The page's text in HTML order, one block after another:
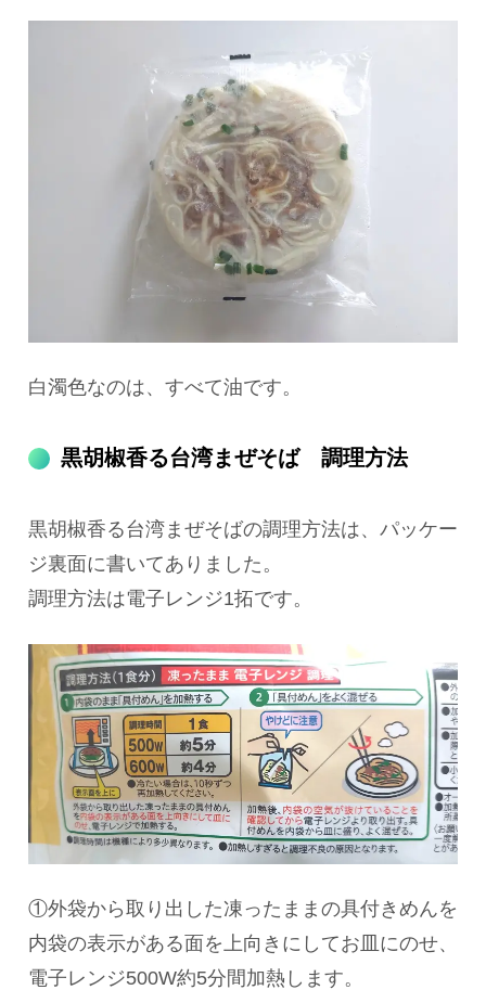
白濁色なのは、すべて油です。
黒胡椒香る台湾まぜそば 調理方法
黒胡椒香る台湾まぜそばの調理方法は、パッケー
ジ裏面に書いてありました。
調理方法は電子レンジ1拓です。
①外袋から取り出した凍ったままの具付きめんを
内袋の表示がある面を上向きにしてお皿にのせ、
電子レンジ500W約5分間加熱します。